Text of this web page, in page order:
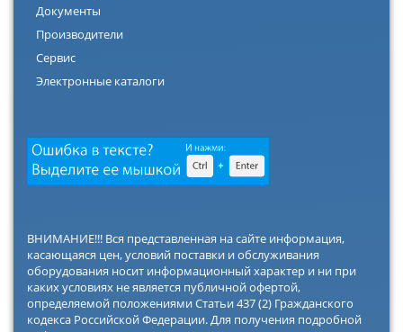
Документы
Производители
Сервис
Электронные каталоги
ВНИМАНИЕ!!! Вся представленная на сайте информация,
касающаяся цен, условий поставки и обслуживания
оборудования носит информационный характер и ни при
каких условиях не является публичной офертой,
определяемой положениями Статьи 437 (2) Гражданского
кодекса Российской Федерации. Для получения подробной